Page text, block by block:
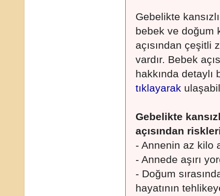
Gebelikte
bebek ve doğum
açısından çeşitli
vardır. Bebek
hakkında detaylı
tıklayarak
Gebelikte
açısından
- Annenin az kilo
- Annede aşırı
- Doğum
hayatının